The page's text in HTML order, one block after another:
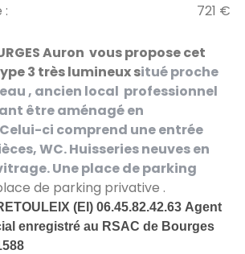
:
721 €
Auron vous propose cet
3 très lumineux situé proche
, ancien local professionnel
être aménagé en
ci comprend une entrée
WC. Huisseries neuves en
Une place de parking
de parking privative .
(EI) 06.45.82.42.63 Agent
enregistré au RSAC de Bourges